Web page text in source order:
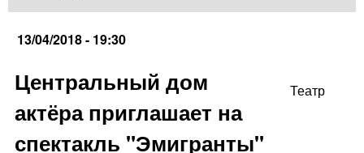
13/04/2018 - 19:30
Центральный дом
актёра приглашает на
спектакль "Эмигранты"
Театр